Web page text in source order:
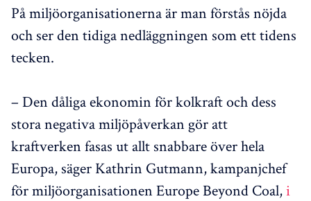
På miljöorganisationerna är man förstås nöjda
och ser den tidiga nedläggningen som ett tidens
tecken.
– Den dåliga ekonomin för kolkraft och dess
stora negativa miljöpåverkan gör att
kraftverken fasas ut allt snabbare över hela
Europa, säger Kathrin Gutmann, kampanjchef
för miljöorganisationen Europe Beyond Coal,i